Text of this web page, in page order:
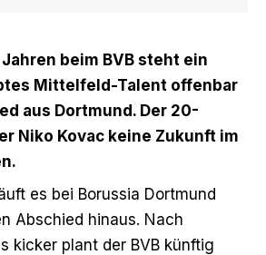
beim BVB steht ein
Mittelfeld-Talent offenbar
aus Dortmund. Der 20-
Niko Kovac keine Zukunft im
es bei Borussia Dortmund
Abschied hinaus. Nach
kicker plant der BVB künftig